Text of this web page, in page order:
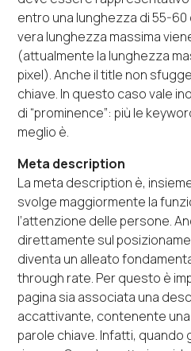
entro una lunghezza di 55-
vera lunghezza massima
(attualmente la lunghezza
pixel). Anche il title non
chiave. In questo caso vale
di “prominence”: più le
meglio è.
Meta description
La meta description è,
svolge maggiormente la
l’attenzione delle persone.
direttamente sul
diventa un alleato
through rate. Per questo è
pagina sia associata una
accattivante, contenente
parole chiave. Infatti,